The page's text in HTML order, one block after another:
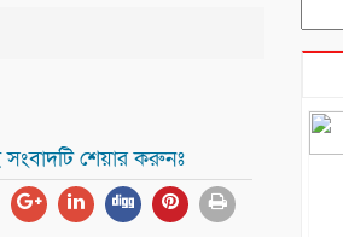
শেয়ার করুনঃ
for: